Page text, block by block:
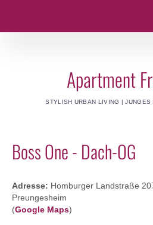
Apartment
STYLISH URBAN LIVING | JUNGES
Boss One - Dach-OG
Adresse: Homburger Landstraße
Preungesheim
(Google Maps)